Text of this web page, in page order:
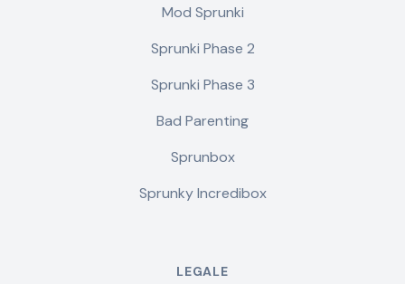
Mod Sprunki
Sprunki Phase 2
Sprunki Phase 3
Bad Parenting
Sprunbox
Sprunky Incredibox
LEGALE